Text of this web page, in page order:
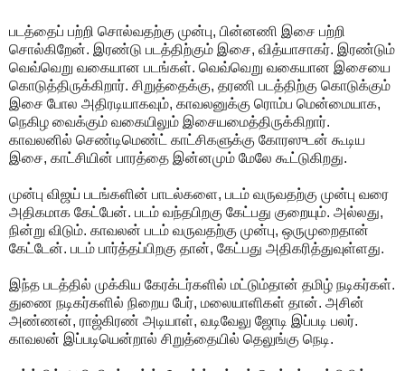
படத்தைப் பற்றி சொல்வதற்கு முன்பு, பின்னணி இசை பற்றி
சொல்கிறேன். இரண்டு படத்திற்கும் இசை, வித்யாசாகர். இரண்டும்
வெவ்வெறு வகையான படங்கள். வெவ்வெறு வகையான இசையை
கொடுத்திருக்கிறார். சிறுத்தைக்கு, தரணி படத்திற்கு கொடுக்கும்
இசை போல அதிரடியாகவும், காவலனுக்கு ரொம்ப மென்மையாக,
நெகிழ வைக்கும் வகையிலும் இசையமைத்திருக்கிறார்.
காவலனில் செண்டிமெண்ட் காட்சிகளுக்கு கோரஸுடன் கூடிய
இசை, காட்சியின் பாரத்தை இன்னமும் மேலே கூட்டுகிறது.
முன்பு விஜய் படங்களின் பாடல்களை, படம் வருவதற்கு முன்பு வரை
அதிகமாக கேட்பேன். படம் வந்தபிறகு கேட்பது குறையும். அல்லது,
நின்று விடும். காவலன் படம் வருவதற்கு முன்பு, ஒருமுறைதான்
கேட்டேன். படம் பார்த்தப்பிறகு தான், கேட்பது அதிகரித்துவுள்ளது.
இந்த படத்தில் முக்கிய கேரக்டர்களில் மட்டும்தான் தமிழ் நடிகர்கள்.
துணை நடிகர்களில் நிறைய பேர், மலையாளிகள் தான். அசின்
அண்ணன், ராஜ்கிரண் அடியாள், வடிவேலு ஜோடி இப்படி பலர்.
காவலன் இப்படியென்றால் சிறுத்தையில் தெலுங்கு நெடி.